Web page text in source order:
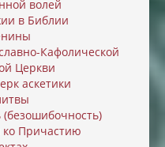
волей
в Библии
Кафолической
Церкви
аскетики
ко Причастию